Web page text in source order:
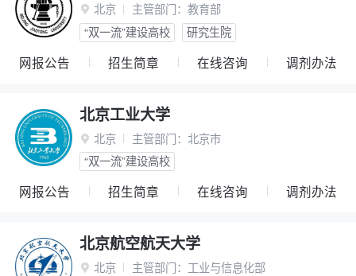
 北京 主管部门： 教育部
“双一流”建设高校
研究生院
网报公告 招生简章 在线咨询 调剂办法
北京工业大学
 北京 主管部门： 北京市
“双一流”建设高校
网报公告 招生简章 在线咨询 调剂办法
北京航空航天大学
 北京 主管部门： 工业与信息化部